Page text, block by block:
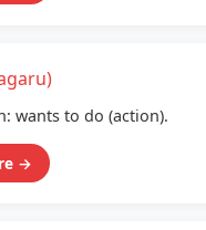
wants to do (action).
→